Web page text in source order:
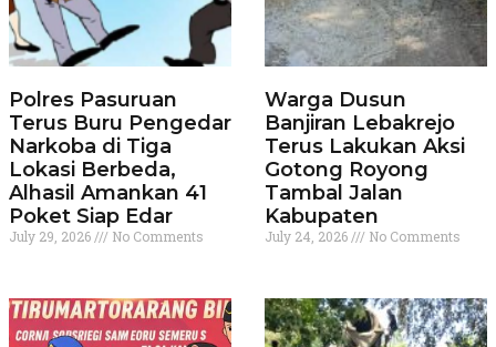
Polres Pasuruan
Terus Buru Pengedar
Narkoba di Tiga
Lokasi Berbeda,
Alhasil Amankan 41
Poket Siap Edar
July 29, 2026 No Comments
Warga Dusun
Banjiran Lebakrejo
Terus Lakukan Aksi
Gotong Royong
Tambal Jalan
Kabupaten
July 24, 2026 No Comments